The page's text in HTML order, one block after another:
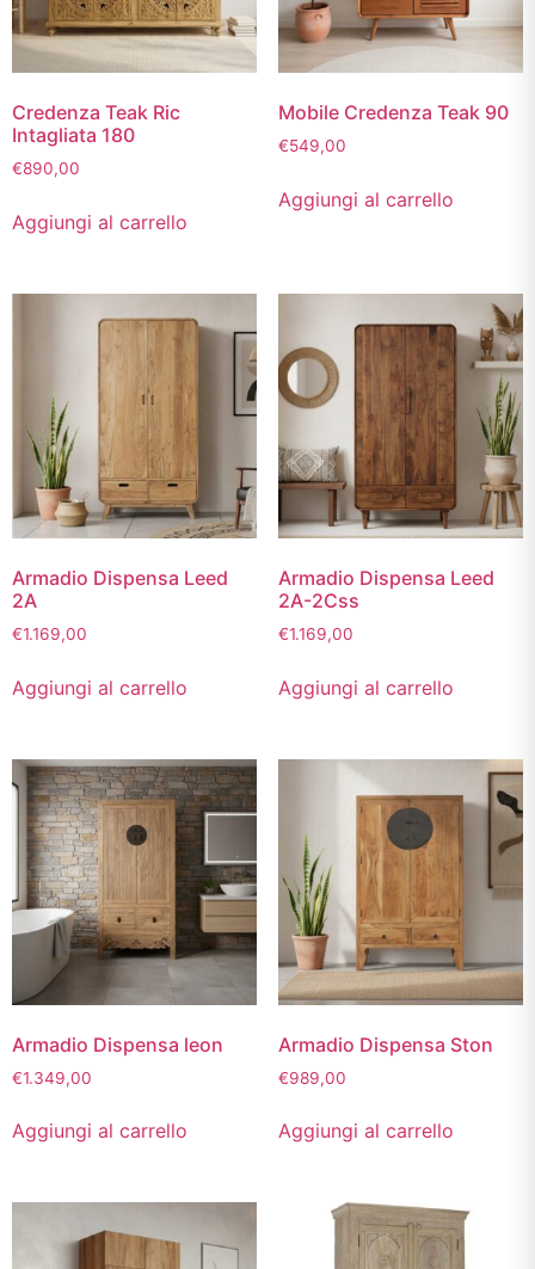
Credenza Teak Ric
Intagliata 180
€890,00
Aggiungi al carrello
Mobile Credenza Teak 90
€549,00
Aggiungi al carrello
Armadio Dispensa Leed
2A
€1.169,00
Aggiungi al carrello
Armadio Dispensa Leed
2A-2Css
€1.169,00
Aggiungi al carrello
Armadio Dispensa leon
€1.349,00
Aggiungi al carrello
Armadio Dispensa Ston
€989,00
Aggiungi al carrello